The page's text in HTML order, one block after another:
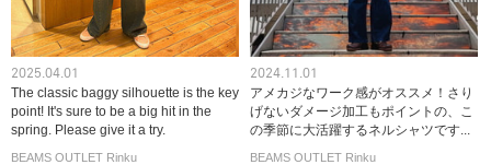
2025.04.01
The classic baggy silhouette is the key
point! It's sure to be a big hit in the
spring. Please give it a try.
BEAMS OUTLET Rinku
2024.11.01
アメカジなワーク感がオススメ！さり
げないダメージ加工もポイントの、こ
の季節に大活躍するネルシャツです...
BEAMS OUTLET Rinku